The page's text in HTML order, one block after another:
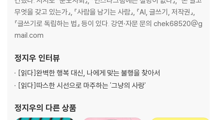
편집저작물
2차적저작물
공동저작물
□저작권 등록하는 법
4. 저작물을 둘러싼 3가지 권리
저작재산권
저작인격권
저작인접권
무엇을 갖고 있는가』, 『사람을 남기는 사람』, 『AI, 글쓰기, 저작권』,
『글쓰기로 독립하는 법』 등이 있다. 강연·자문 문의 chek68520@g
mail.com
정지우 인터뷰
[읽다]완벽한 행복 대신, 나에게 맞는 불행을 찾아서
[읽다]따스한 시선으로 마주하는 '그냥의 사랑'
정지우의 다른 상품